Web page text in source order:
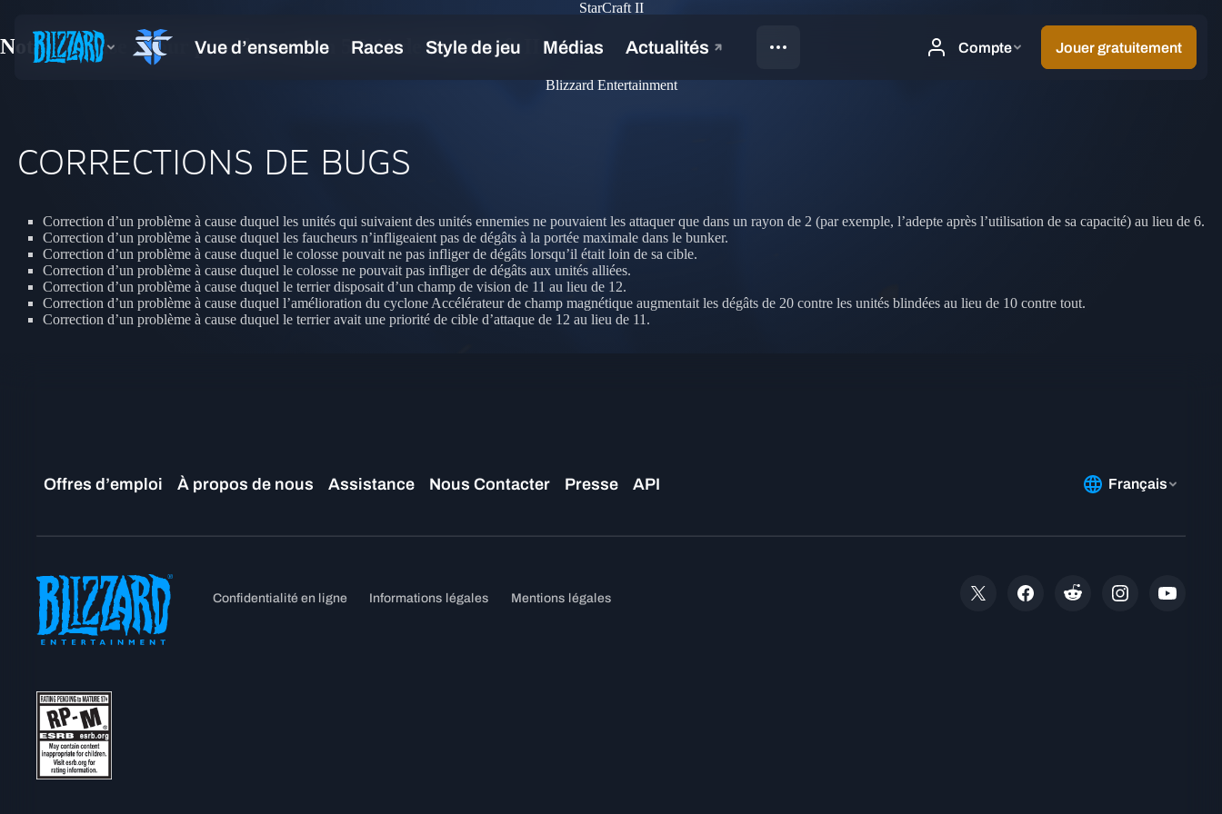
StarCraft II
Notes de mise à jour pour la version 5.0.11 de StarCraft II
Blizzard Entertainment
CORRECTIONS DE BUGS
Correction d’un problème à cause duquel les unités qui suivaient des unités ennemies ne pouvaient les attaquer que dans un rayon de 2 (par exemple, l’adepte après l’utilisation de sa capacité) au lieu de 6.
Correction d’un problème à cause duquel les faucheurs n’infligeaient pas de dégâts à la portée maximale dans le bunker.
Correction d’un problème à cause duquel le colosse pouvait ne pas infliger de dégâts lorsqu’il était loin de sa cible.
Correction d’un problème à cause duquel le colosse ne pouvait pas infliger de dégâts aux unités alliées.
Correction d’un problème à cause duquel le terrier disposait d’un champ de vision de 11 au lieu de 12.
Correction d’un problème à cause duquel l’amélioration du cyclone Accélérateur de champ magnétique augmentait les dégâts de 20 contre les unités blindées au lieu de 10 contre tout.
Correction d’un problème à cause duquel le terrier avait une priorité de cible d’attaque de 12 au lieu de 11.